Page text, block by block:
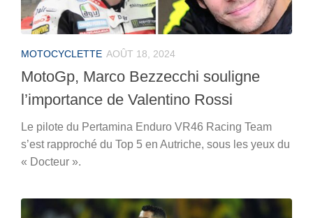
MOTOCYCLETTE AOÛT 18, 2024
MotoGp, Marco Bezzecchi souligne
l’importance de Valentino Rossi
Le pilote du Pertamina Enduro VR46 Racing Team
s’est rapproché du Top 5 en Autriche, sous les yeux du
« Docteur ».